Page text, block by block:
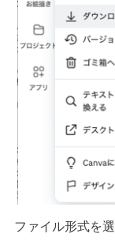
ファイル形式を